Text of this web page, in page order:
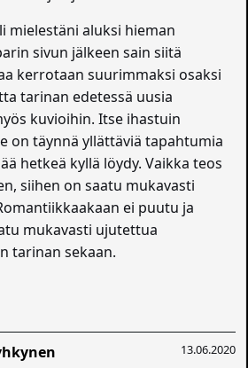
mielestäni aluksi hieman
sivun jälkeen sain siitä
kerrotaan suurimmaksi osaksi
tarinan edetessä uusia
kuvioihin. Itse ihastuin
on täynnä yllättäviä tapahtumia
hetkeä kyllä löydy. Vaikka teos
siihen on saatu mukavasti
ei puutu ja
mukavasti ujutettua
tarinan sekaan.
13.06.2020